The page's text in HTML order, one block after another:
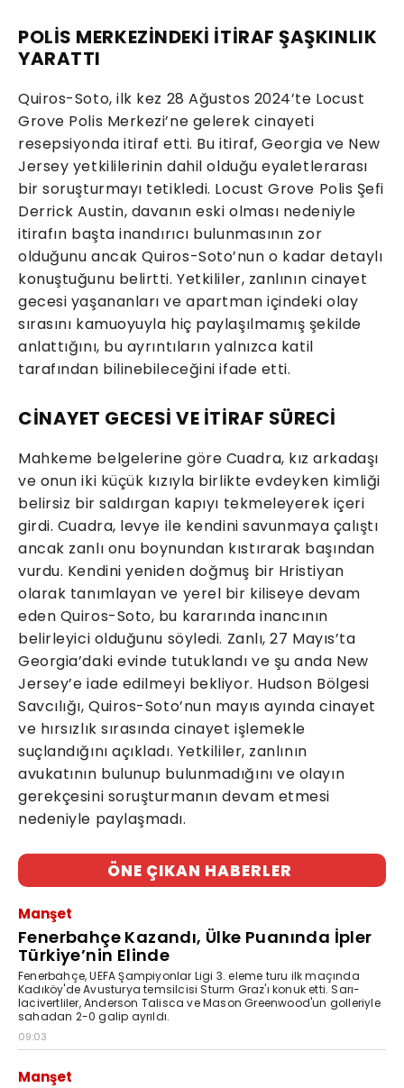
POLİS MERKEZİNDEKİ İTİRAF ŞAŞKINLIK
YARATTI
Quiros-Soto, ilk kez 28 Ağustos 2024’te Locust
Grove Polis Merkezi’ne gelerek cinayeti
resepsiyonda itiraf etti. Bu itiraf, Georgia ve New
Jersey yetkililerinin dahil olduğu eyaletlerarası
bir soruşturmayı tetikledi. Locust Grove Polis Şefi
Derrick Austin, davanın eski olması nedeniyle
itirafın başta inandırıcı bulunmasının zor
olduğunu ancak Quiros-Soto’nun o kadar detaylı
konuştuğunu belirtti. Yetkililer, zanlının cinayet
gecesi yaşananları ve apartman içindeki olay
sırasını kamuoyuyla hiç paylaşılmamış şekilde
anlattığını, bu ayrıntıların yalnızca katil
tarafından bilinebileceğini ifade etti.
CİNAYET GECESİ VE İTİRAF SÜRECİ
Mahkeme belgelerine göre Cuadra, kız arkadaşı
ve onun iki küçük kızıyla birlikte evdeyken kimliği
belirsiz bir saldırgan kapıyı tekmeleyerek içeri
girdi. Cuadra, levye ile kendini savunmaya çalıştı
ancak zanlı onu boynundan kıstırarak başından
vurdu. Kendini yeniden doğmuş bir Hristiyan
olarak tanımlayan ve yerel bir kiliseye devam
eden Quiros-Soto, bu kararında inancının
belirleyici olduğunu söyledi. Zanlı, 27 Mayıs’ta
Georgia’daki evinde tutuklandı ve şu anda New
Jersey’e iade edilmeyi bekliyor. Hudson Bölgesi
Savcılığı, Quiros-Soto’nun mayıs ayında cinayet
ve hırsızlık sırasında cinayet işlemekle
suçlandığını açıkladı. Yetkililer, zanlının
avukatının bulunup bulunmadığını ve olayın
gerekçesini soruşturmanın devam etmesi
nedeniyle paylaşmadı.
ÖNE ÇIKAN HABERLER
Manşet
Fenerbahçe Kazandı, Ülke Puanında İpler
Türkiye’nin Elinde
Fenerbahçe, UEFA Şampiyonlar Ligi 3. eleme turu ilk maçında
Kadıköy'de Avusturya temsilcisi Sturm Graz'ı konuk etti. Sarı-
lacivertliler, Anderson Talisca ve Mason Greenwood'un golleriyle
sahadan 2-0 galip ayrıldı.
09:03
Manşet